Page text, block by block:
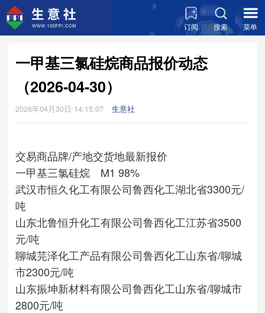
订阅 搜索 菜单
一甲基三氯硅烷商品报价动态
（2026-04-30）
2026年04月30日 14:15:07 生意社
交易商品牌/产地交货地最新报价
一甲基三氯硅烷 M1 98%
武汉市恒久化工有限公司鲁西化工湖北省3300元/
吨
山东北鲁恒升化工有限公司鲁西化工江苏省3500
元/吨
聊城芫泽化工产品有限公司鲁西化工山东省/聊城
市2300元/吨
山东振坤新材料有限公司鲁西化工山东省/聊城市
2800元/吨